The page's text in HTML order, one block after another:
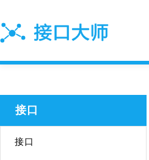
接口
接口